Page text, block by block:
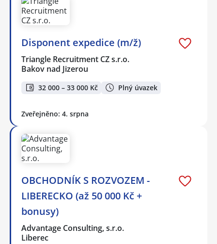
Disponent expedice (m/ž)
Triangle Recruitment CZ s.r.o.
Bakov nad Jizerou
32 000 – 33 000 Kč Plný úvazek
Zveřejněno: 4. srpna
OBCHODNÍK S ROZVOZEM -
LIBERECKO (až 50 000 Kč +
bonusy)
Advantage Consulting, s.r.o.
Liberec